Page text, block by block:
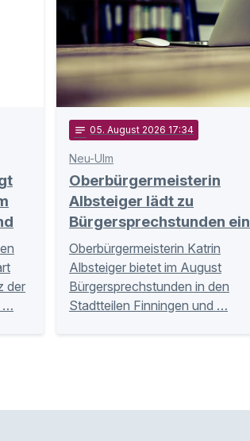
der
…
notes 05. August 2026 17:34
Neu-Ulm
Oberbürgermeisterin
Albsteiger lädt zu
Bürgersprechstunden ein
Oberbürgermeisterin Katrin
Albsteiger bietet im August
Bürgersprechstunden in den
Stadtteilen Finningen und …